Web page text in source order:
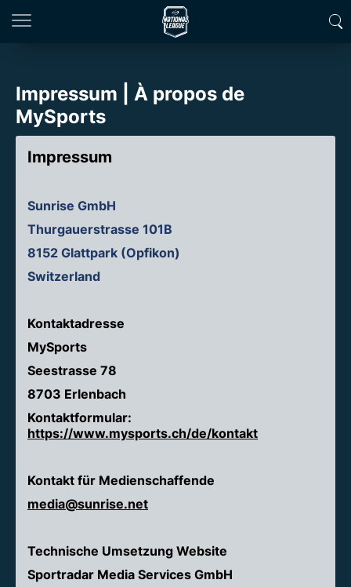
Impressum | À propos de
MySports
Impressum
Sunrise GmbH
Thurgauerstrasse 101B
8152 Glattpark (Opfikon)
Switzerland
Kontaktadresse
MySports
Seestrasse 78
8703 Erlenbach
Kontaktformular:
https://www.mysports.ch/de/kontakt
Kontakt für Medienschaffende
media@sunrise.net
Technische Umsetzung Website
Sportradar Media Services GmbH